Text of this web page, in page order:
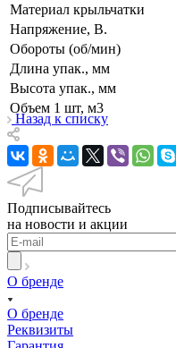
Материал крыльчатки
Напряжение, В.
Обороты (об/мин)
Длина упак., мм
Высота упак., мм
Объем 1 шт, м3
Назад к списку
Подписывайтесь
на новости и акции
О бренде
О бренде
Реквизиты